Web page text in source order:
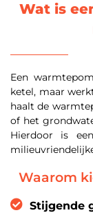
Wat is
Een
ketel, maar
haalt de
of het
Hierdoor is
Waarom
Stijgende